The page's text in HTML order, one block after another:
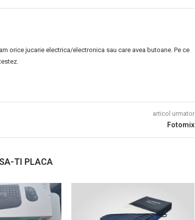
orice jucarie electrica/electronica sau care avea butoane. Pe ce
articol urmator
Fotomix
TI PLACA